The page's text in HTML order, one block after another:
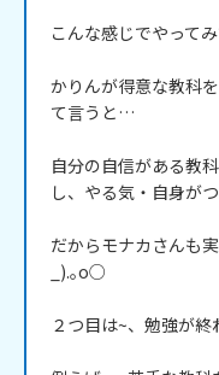
こんな感じでやってみ
かりんが得意な教科
て言うと…
自分の自信がある教
し、やる気・自身が
だからモナカさんも
_).｡o○
２つ目は~、勉強が終